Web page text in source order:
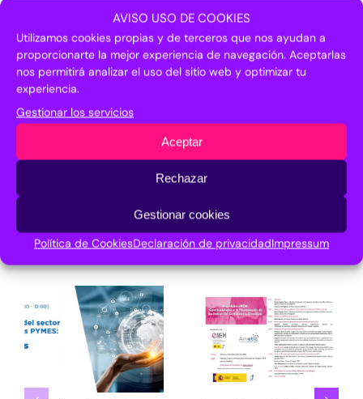
AVISO USO DE COOKIES
Utilizamos cookies propias y de terceros que nos ayudan a
proporcionarte la mejor experiencia de navegación. Aceptarlas
nos permitirá analizar el uso del sitio web y optimizar tu
experiencia.
Gestionar los servicios
Aceptar
Rechazar
Gestionar cookies
Política de CookiesDeclaración de privacidadImpressum
inmediata a ese profesional».
¡Comparte en tus redes sociales!
Artículos relacionados